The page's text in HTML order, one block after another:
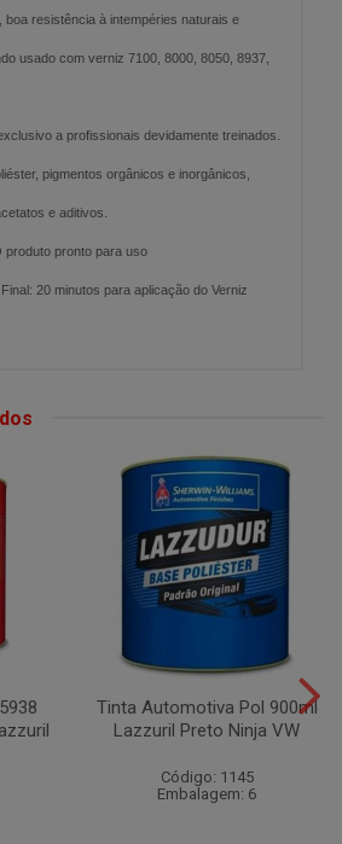
boa resistência à intempéries naturais e
usado com verniz 7100, 8000, 8050, 8937,
a profissionais devidamente treinados.
pigmentos orgânicos e inorgânicos,
e aditivos.
produto pronto para uso
20 minutos para aplicação do Verniz
Tinta Automotiva Pol 900ml
Lazzuril Preto Ninja VW
Código: 1145
Embalagem: 6